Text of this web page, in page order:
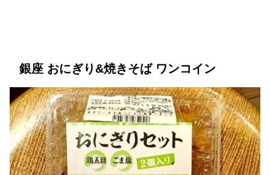
銀座 おにぎり&焼きそば ワンコイン